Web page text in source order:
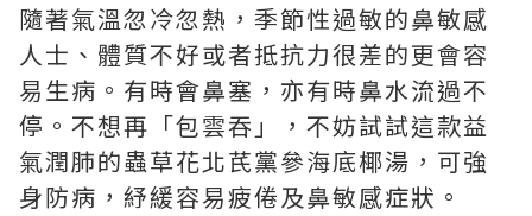
隨著氣溫忽冷忽熱，季節性過敏的鼻敏感
人士、體質不好或者抵抗力很差的更會容
易生病。有時會鼻塞，亦有時鼻水流過不
停。不想再「包雲吞」，不妨試試這款益
氣潤肺的蟲草花北芪黨參海底椰湯，可強
身防病，紓緩容易疲倦及鼻敏感症狀。